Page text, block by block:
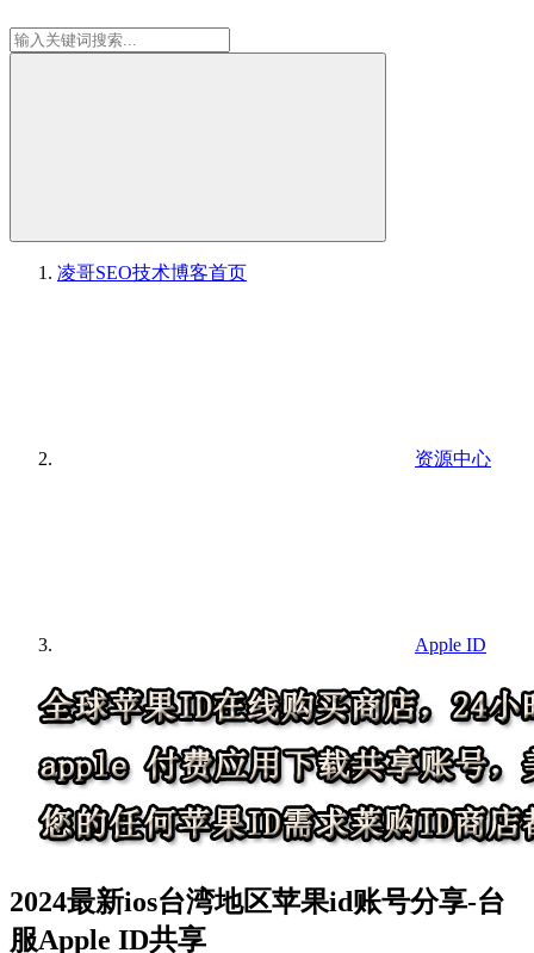
凌哥SEO技术博客首页
资源中心
Apple ID
2024最新ios台湾地区苹果id账号分享-台
服Apple ID共享